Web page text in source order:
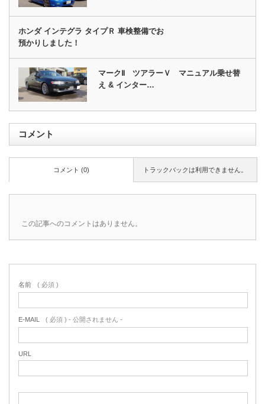
ホンダ インテグラ タイプＲ 車検整備でお
預かりしました！
マークⅡ ツアラーＶ マニュアル乗せ替
え & インター…
コメント
トラックバックは利用できません。
コメント (0)
この記事へのコメントはありません。
名前 ( 必須 )
E-MAIL ( 必須 ) - 公開されません -
URL